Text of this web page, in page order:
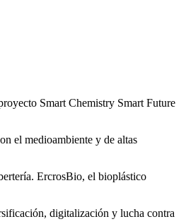
Smart Chemistry Smart Future
el medioambiente y de altas
ErcrosBio, el bioplástico
digitalización y lucha contra